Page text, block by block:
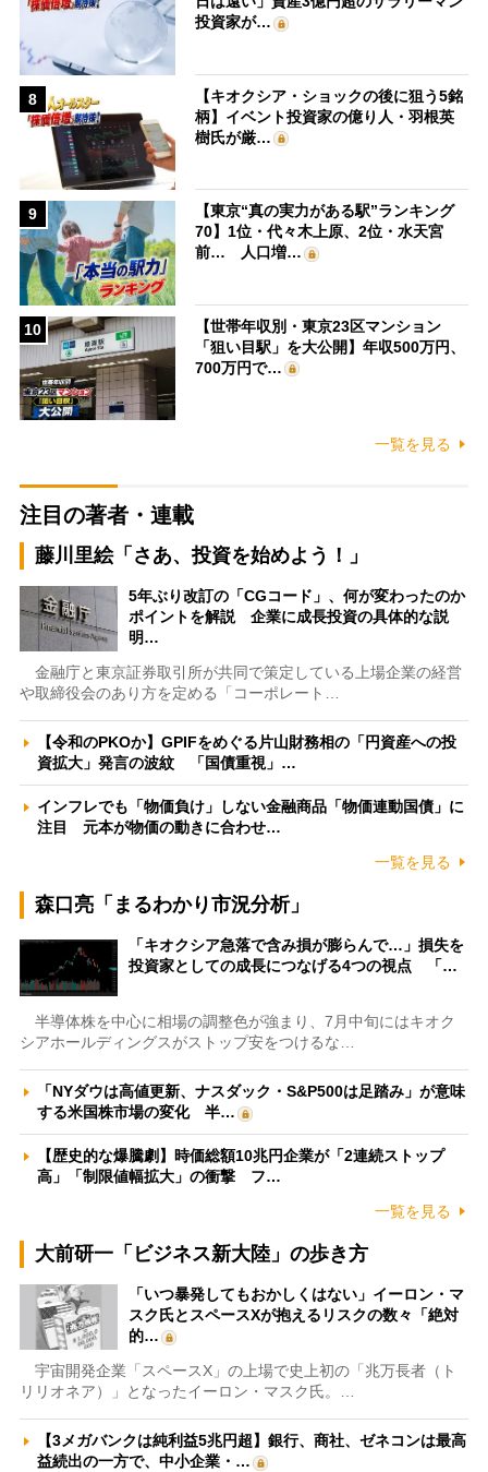
投資家が…
8
【キオクシア・ショックの後に狙う5銘
柄】イベント投資家の億り人・羽根英
樹氏が厳…
9
【東京“真の実力がある駅”ランキング
70】1位・代々木上原、2位・水天宮
前… 人口増…
10
【世帯年収別・東京23区マンション
「狙い目駅」を大公開】年収500万円、
700万円で…
一覧を見る
注目の著者・連載
藤川里絵「さあ、投資を始めよう！」
5年ぶり改訂の「CGコード」、何が変わったのか
ポイントを解説 企業に成長投資の具体的な説
明…
金融庁と東京証券取引所が共同で策定している上場企業の経営
や取締役会のあり方を定める「コーポレート…
【令和のPKOか】GPIFをめぐる片山財務相の「円資産への投
資拡大」発言の波紋 「国債重視」…
インフレでも「物価負け」しない金融商品「物価連動国債」に
注目 元本が物価の動きに合わせ…
一覧を見る
森口亮「まるわかり市況分析」
「キオクシア急落で含み損が膨らんで…」損失を
投資家としての成長につなげる4つの視点 「…
半導体株を中心に相場の調整色が強まり、7月中旬にはキオク
シアホールディングスがストップ安をつけるな…
「NYダウは高値更新、ナスダック・S&P500は足踏み」が意味
する米国株市場の変化 半…
【歴史的な爆騰劇】時価総額10兆円企業が「2連続ストップ
高」「制限値幅拡大」の衝撃 フ…
一覧を見る
大前研一「ビジネス新大陸」の歩き方
「いつ暴発してもおかしくはない」イーロン・マ
スク氏とスペースXが抱えるリスクの数々「絶対
的…
宇宙開発企業「スペースX」の上場で史上初の「兆万長者（ト
リリオネア）」となったイーロン・マスク氏。…
【3メガバンクは純利益5兆円超】銀行、商社、ゼネコンは最高
益続出の一方で、中小企業・…